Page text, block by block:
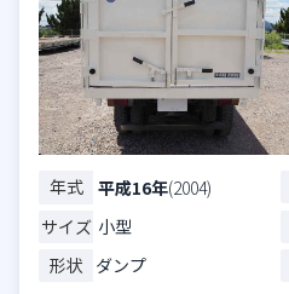
年式 平成16年(2004)
サイズ 小型
形状 ダンプ